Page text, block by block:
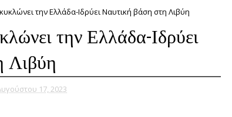
την Ελλάδα-Ιδρύει Ναυτική βάση στη Λιβύη
την Ελλάδα-Ιδρύει
Λιβύη
17, 2023